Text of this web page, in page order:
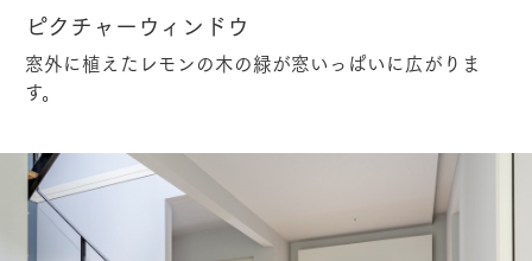
ピクチャーウィンドウ
窓外に植えたレモンの木の緑が窓いっぱいに広がりま
す。